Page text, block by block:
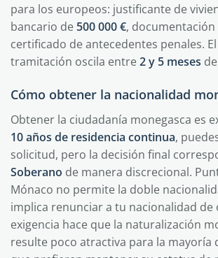
para los europeos: justificante de
bancario de 500 000 €, documentación
certificado de antecedentes penales.
tramitación oscila entre2 y 5 meses
Cómo obtener la nacionalidad
Obtener la ciudadanía monegasca es
10 años de residencia continua,
solicitud, pero la decisión final
Soberano de manera discrecional.
Mónaco no permite la doble
implica renunciar a tu nacionalidad de
exigencia hace que la naturalización
resulte poco atractiva para la mayoría